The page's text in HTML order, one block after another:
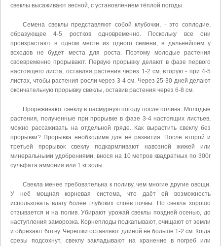
свеклы высаживают весной, с установлением тёплой погоды.
Семена свеклы представляют собой клубочки, - это соплодие,
образующее 4-5 ростков одновременно. Поскольку все они
произрастают в одном месте из одного семени, в дальнейшем у
всходов не будет места для роста. Поэтому молодые растения
своевременно прорывают. Первую прорывку делают в фазе первого
настоящего листа, оставляя растения через 1-2 см, вторую - при 4-5
листах, чтобы растения росли через 3-4 см. Через 25-30 дней делают
окончательную прорывку свеклы, оставив растения через 6-8 см.
Прореживают свеклу в пасмурную погоду после полива. Молодые
растения, полученные при прорывке в фазе 3-4 настоящих листьев,
можно рассаживать на отдельной гряде. Как вырастить свеклу без
прорывки? Прорывка необходима для её развития. После второй и
третьей прорывок свеклу подкармливают навозной жижей или
минеральными удобрениями, внося на 10 метров квадратных по 300г
сульфата аммония или 1 кг золы.
Свекла менее требовательна к поливу, чем многие другие овощи.
У неё мощная корневая система, что даёт ей возможность
использовать влагу более глубоких слоёв почвы. Но свекла хорошо
отзывается и на полив. Убирают урожай свеклы поздней осенью, до
наступления заморозка. Корнеплоды подкапывают, очищают от земли
и обрезают ботву. Черешки оставляют длиной не больше 1-2 см. Когда
срезы подсохнут, свеклу закладывают на хранение в погреб или